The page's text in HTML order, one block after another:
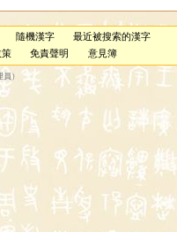
隨機漢字
最近被搜索的漢字
策 免責聲明 意見簿
員）